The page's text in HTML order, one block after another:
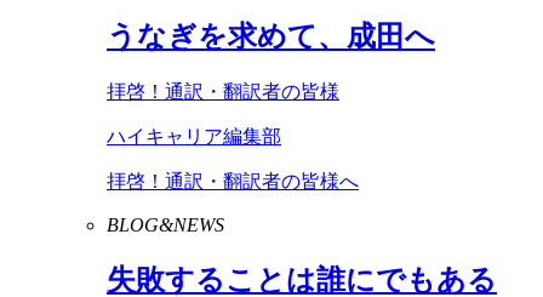
うなぎを求めて、成田へ
拝啓！通訳・翻訳者の皆様
ハイキャリア編集部
拝啓！通訳・翻訳者の皆様へ
BLOG&NEWS
失敗することは誰にでもある